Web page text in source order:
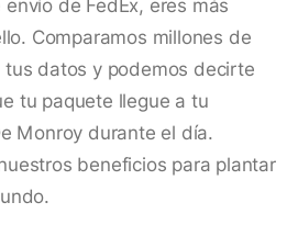
de FedEx, eres más
Comparamos millones de
tus datos y podemos decirte
tu paquete llegue a tu
Monroy durante el día.
beneficios para plantar